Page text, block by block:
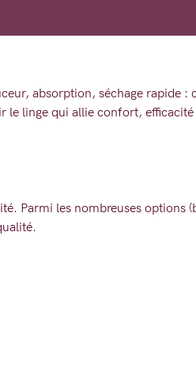
absorption, séchage rapide
le linge qui allie confort,
Parmi les nombreuses options